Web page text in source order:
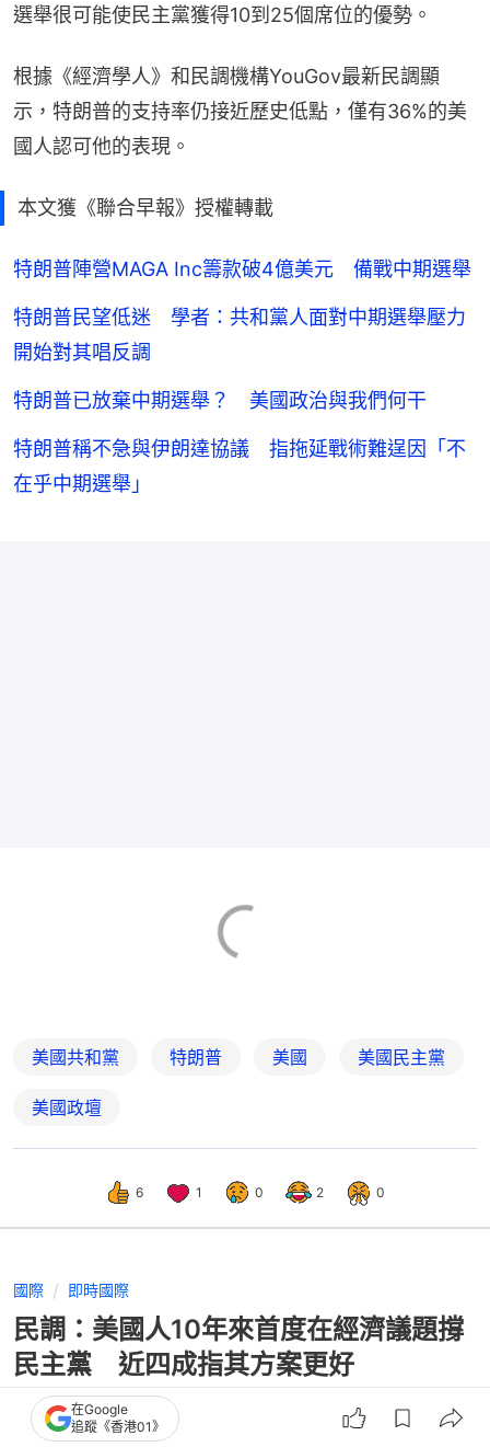
選舉很可能使民主黨獲得10到25個席位的優勢。
根據《經濟學人》和民調機構YouGov最新民調顯
示，特朗普的支持率仍接近歷史低點，僅有36%的美
國人認可他的表現。
本文獲《聯合早報》授權轉載
特朗普陣營MAGA Inc籌款破4億美元 備戰中期選舉
特朗普民望低迷 學者：共和黨人面對中期選舉壓力
開始對其唱反調
特朗普已放棄中期選舉？ 美國政治與我們何干
特朗普稱不急與伊朗達協議 指拖延戰術難逞因「不
在乎中期選舉」
美國共和黨 特朗普 美國 美國民主黨
美國政壇
6 1 0 2 0
國際 即時國際
民調：美國人10年來首度在經濟議題撐
民主黨 近四成指其方案更好
在Google
追蹤《香港01》